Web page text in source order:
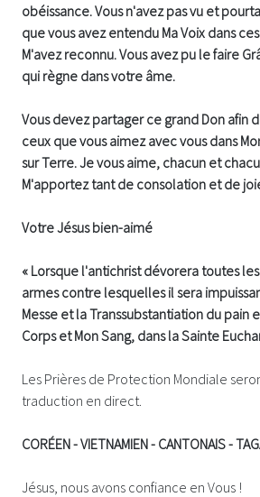
obéissance. Vous n'avez pas vu et
que vous avez entendu Ma Voix dans
M'avez reconnu. Vous avez pu le faire
qui règne dans votre âme.
Vous devez partager ce grand Don afin
ceux que vous aimez avec vous dans
sur Terre. Je vous aime, chacun et
M'apportez tant de consolation et de
Votre Jésus bien-aimé
« Lorsque l'antichrist dévorera toutes
armes contre lesquelles il sera
Messe et la Transsubstantiation du pain
Corps et Mon Sang, dans la Sainte
Les Prières de Protection Mondiale
traduction en direct.
CORÉEN - VIETNAMIEN - CANTONAIS -
Jésus, nous avons confiance en Vous !